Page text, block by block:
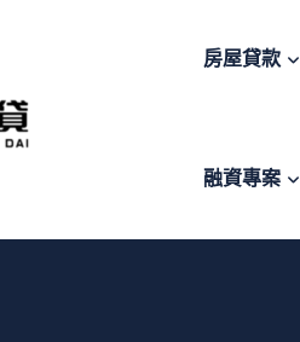
房屋貸款
融資專案